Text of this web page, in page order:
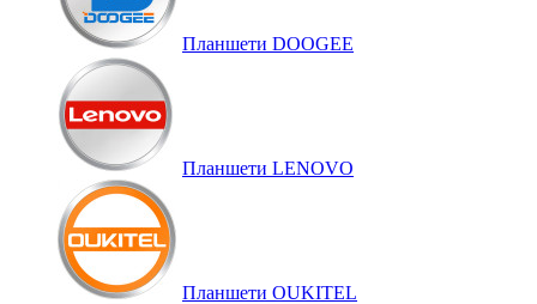
Планшети DOOGEE
Планшети LENOVO
Планшети OUKITEL